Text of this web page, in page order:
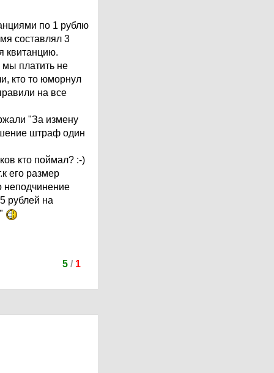
по 1 рублю
составлял 3
квитанцию.
платить не
кто то юморнул
на все
"За измену
штраф один
кто поймал? :-)
его размер
неподчинение
рублей на
5/ 1